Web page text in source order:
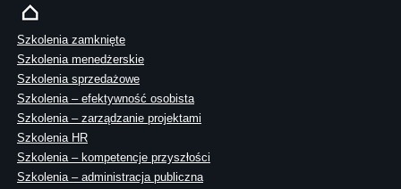
Szkolenia zamknięte
Szkolenia menedżerskie
Szkolenia sprzedażowe
Szkolenia – efektywność osobista
Szkolenia – zarządzanie projektami
Szkolenia HR
Szkolenia – kompetencje przyszłości
Szkolenia – administracja publiczna